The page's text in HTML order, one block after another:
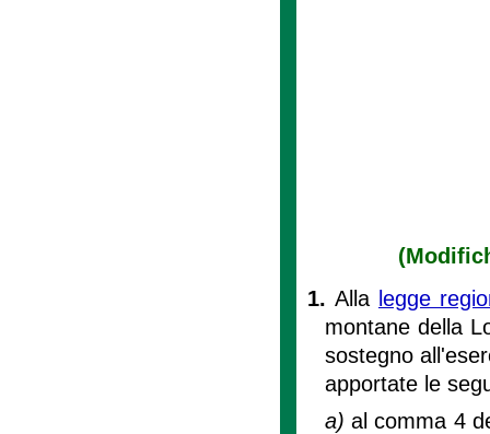
1. Alla legge
montane della
sostegno
apportate le
a)al comma 4